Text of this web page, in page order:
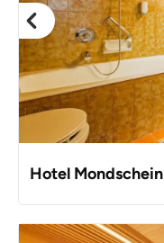
Hotel Mondschein